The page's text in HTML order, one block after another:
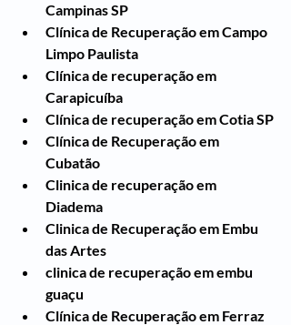
Campinas SP
Clínica de Recuperação em Campo
Limpo Paulista
Clínica de recuperação em
Carapicuíba
Clínica de recuperação em Cotia SP
Clínica de Recuperação em
Cubatão
Clinica de recuperação em
Diadema
Clinica de Recuperação em Embu
das Artes
clinica de recuperação em embu
guaçu
Clínica de Recuperação em Ferraz